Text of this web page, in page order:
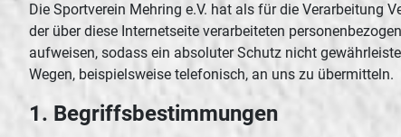
Die Sportverein Mehring e.V. hat als für die
der über diese Internetseite verarbeiteten
aufweisen, sodass ein absoluter Schutz nicht
Wegen, beispielsweise telefonisch, an uns zu übermitteln.
1. Begriffsbestimmungen